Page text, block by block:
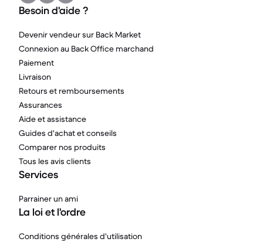
Besoin d'aide ?
Devenir vendeur sur Back Market
Connexion au Back Office marchand
Paiement
Livraison
Retours et remboursements
Assurances
Aide et assistance
Guides d'achat et conseils
Comparer nos produits
Tous les avis clients
Services
Parrainer un ami
La loi et l'ordre
Conditions générales d'utilisation